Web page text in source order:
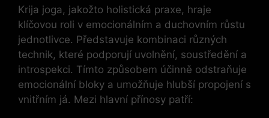
Krija joga, jakožto holistická praxe, hraje
klíčovou roli v emocionálním a duchovním růstu
jednotlivce. Představuje kombinaci různých
technik, které podporují uvolnění, soustředění a
introspekci. Tímto způsobem účinně odstraňuje
emocionální bloky a umožňuje hlubší propojení s
vnitřním já. Mezi hlavní přínosy patří: